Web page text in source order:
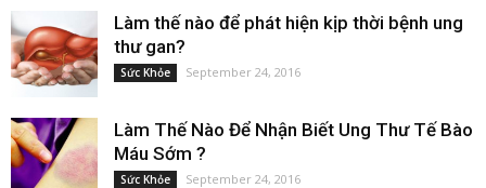
Làm thế nào để phát hiện kịp thời bệnh ung
thư gan?
Sức Khỏe September 24, 2016
Làm Thế Nào Để Nhận Biết Ung Thư Tế Bào
Máu Sớm ?
Sức Khỏe September 24, 2016